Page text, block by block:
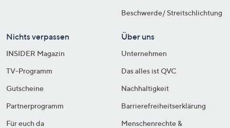
Beschwerde/ Streitschlichtung
Nichts verpassen
INSIDER Magazin
TV-Programm
Gutscheine
Partnerprogramm
Für euch da
Über uns
Unternehmen
Das alles ist QVC
Nachhaltigkeit
Barrierefreiheitserklärung
Menschenrechte &